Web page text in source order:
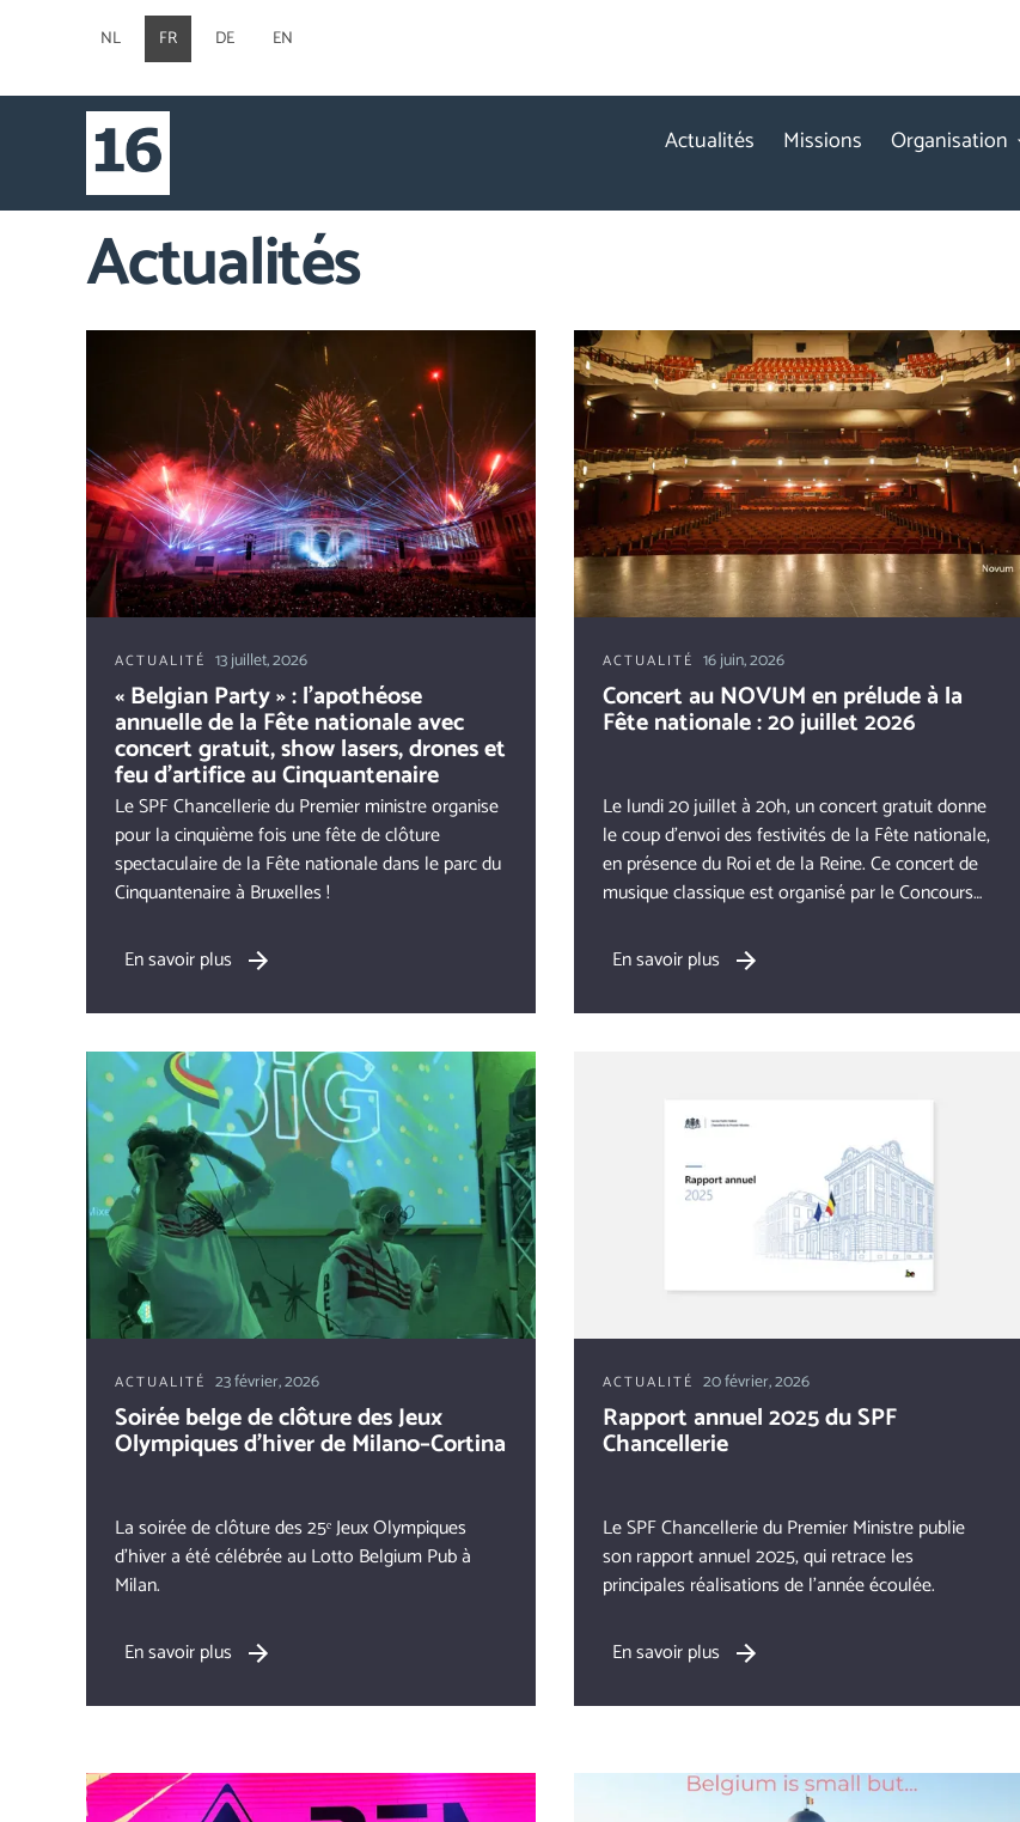
NL FR DE EN
Actualités Missions Organisation
Actualités
ACTUALITÉ 13 juillet, 2026
« Belgian Party » : l’apothéose
annuelle de la Fête nationale avec
concert gratuit, show lasers, drones et
feu d’artifice au Cinquantenaire
Le SPF Chancellerie du Premier ministre organise
pour la cinquième fois une fête de clôture
spectaculaire de la Fête nationale dans le parc du
Cinquantenaire à Bruxelles !
En savoir plus
ACTUALITÉ 16 juin, 2026
Concert au NOVUM en prélude à la
Fête nationale : 20 juillet 2026
Le lundi 20 juillet à 20h, un concert gratuit donne
le coup d’envoi des festivités de la Fête nationale,
en présence du Roi et de la Reine. Ce concert de
musique classique est organisé par le Concours
National Orchestra, grâce au soutien du SPF
Chancellerie du Premier Ministre et des joueurs de
la Loterie Nationale.
En savoir plus
ACTUALITÉ 23 février, 2026
Soirée belge de clôture des Jeux
Olympiques d’hiver de Milano–Cortina
La soirée de clôture des 25ᵉ Jeux Olympiques
d’hiver a été célébrée au Lotto Belgium Pub à
Milan.
En savoir plus
ACTUALITÉ 20 février, 2026
Rapport annuel 2025 du SPF
Chancellerie
Le SPF Chancellerie du Premier Ministre publie
son rapport annuel 2025, qui retrace les
principales réalisations de l’année écoulée.
En savoir plus